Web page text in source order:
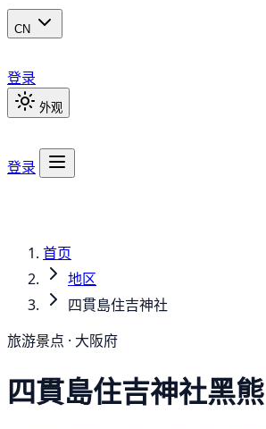
CN
登录
外观
登录
首页
地区
四貫島住吉神社
旅游景点 · 大阪府
四貫島住吉神社黑熊